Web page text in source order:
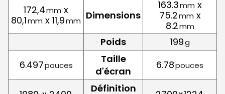
172,4mm x
80,1mm x 11,9mm Dimensions
163.3mm x
75.2mm x
8.2mm
Poids 199g
6.497pouces
Taille
d'écran
6.78pouces
Définition